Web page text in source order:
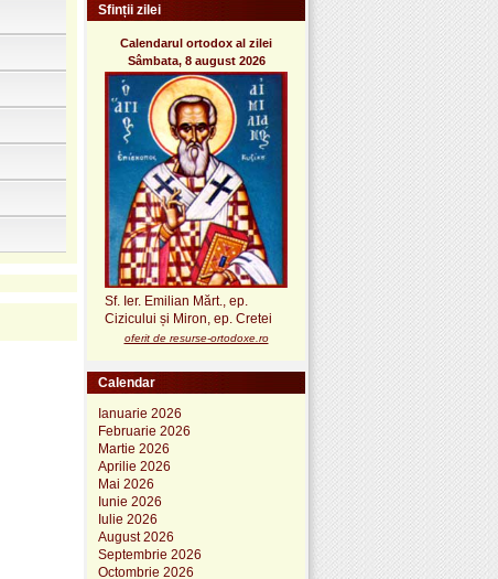
Sfinții zilei
Calendarul ortodox al zilei
Sâmbata, 8 august 2026
Sf. Ier. Emilian Mărt., ep.
Cizicului și Miron, ep. Cretei
oferit de resurse-ortodoxe.ro
Calendar
Ianuarie 2026
Februarie 2026
Martie 2026
Aprilie 2026
Mai 2026
Iunie 2026
Iulie 2026
August 2026
Septembrie 2026
Octombrie 2026